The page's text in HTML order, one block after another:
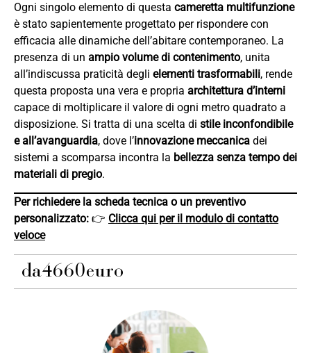
Ogni singolo elemento di questa cameretta multifunzione
è stato sapientemente progettato per rispondere con
efficacia alle dinamiche dell’abitare contemporaneo. La
presenza di un ampio volume di contenimento, unita
all’indiscussa praticità degli elementi trasformabili, rende
questa proposta una vera e propria architettura d’interni
capace di moltiplicare il valore di ogni metro quadrato a
disposizione. Si tratta di una scelta di stile inconfondibile
e all’avanguardia, dove l’innovazione meccanica dei
sistemi a scomparsa incontra la bellezza senza tempo dei
materiali di pregio.
Per richiedere la scheda tecnica o un preventivo
personalizzato: 👉 Clicca qui per il modulo di contatto
veloce
da4660euro